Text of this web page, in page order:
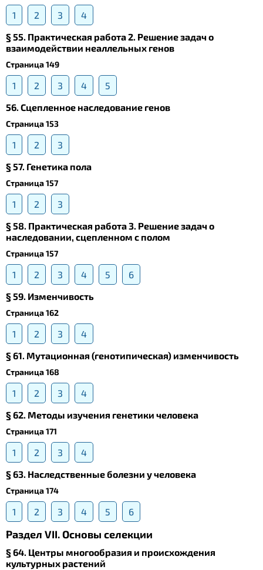
1 2 3
4
§ 55. Практическая работа 2. Решение задач о
взаимодействии неаллельных генов
Страница 149
1 2 3 4
5
56. Сцепленное наследование генов
Страница 153
1 2
3
§ 57. Генетика пола
Страница 157
1 2
3
§ 58. Практическая работа 3. Решение задач о
наследовании, сцепленном с полом
Страница 157
1 2 3 4 5
6
§ 59. Изменчивость
Страница 162
1 2 3
4
§ 61. Мутационная (генотипическая) изменчивость
Страница 168
1 2 3
4
§ 62. Методы изучения генетики человека
Страница 171
1 2 3
4
§ 63. Наследственные болезни у человека
Страница 174
1 2 3 4 5 6
Раздел VII. Основы селекции
§ 64. Центры многообразия и происхождения
культурных растений